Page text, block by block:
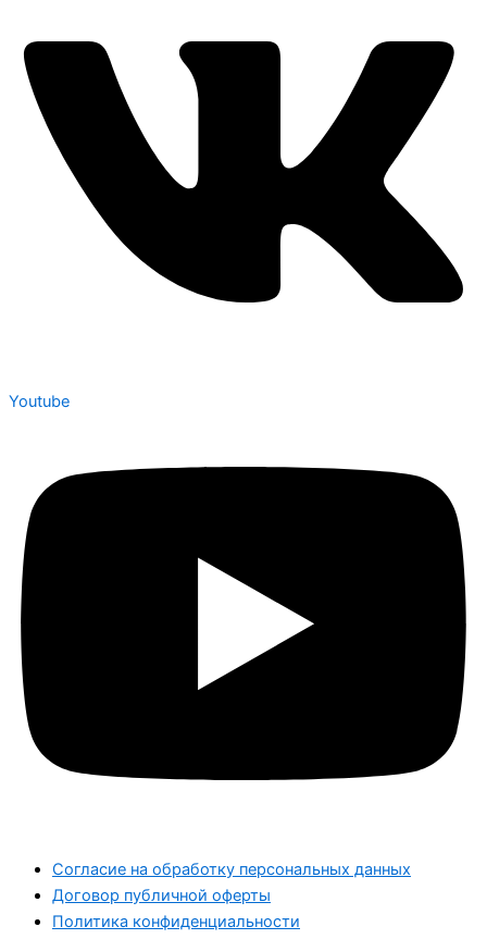
Youtube
Согласие на обработку персональных данных
Договор публичной оферты
Политика конфиденциальности